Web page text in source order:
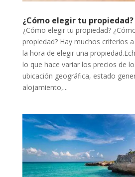
¿Cómo elegir tu propiedad?
¿Cómo elegir tu propiedad?
propiedad? Hay muchos criterios
la hora de elegir una
lo que hace variar los precios de
ubicación geográfica, estado
alojamiento,...